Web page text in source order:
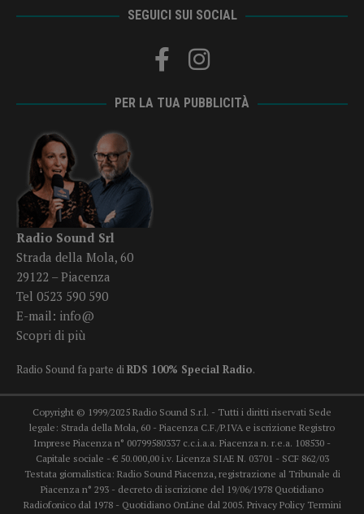
SEGUICI SUI SOCIAL
PER LA TUA PUBBLICITÀ
Radio Sound Srl
Strada della Mola, 60
29122 – Piacenza
Tel 0523 590 590
E-mail: info@
Scopri di più
Radio Sound fa parte diRDS 100% Special Radio.
Copyright © 1999/2025 Radio Sound S.r.l. - Tutti i diritti riservati Sede
legale: Strada della Mola, 60 - Piacenza C.F./P.IVA e iscrizione Registro
Imprese Piacenza n° 00799580337 c.c.i.a.a. Piacenza n. r.e.a. 108530 -
Capitale sociale - € 50.000,00 i.v. Licenza SIAE N. 03701 - SCF 862/03
Testata giornalistica: Radio Sound Piacenza, registrazione al Tribunale di
Piacenza n° 293 - decreto di iscrizione del 19/06/1978 Quotidiano
Radiofonico dal 1978 - Quotidiano OnLine dal 2005. Privacy Policy Termini